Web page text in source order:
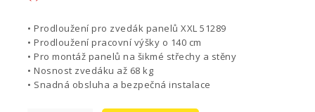
• Prodloužení pro zvedák panelů XXL 51289
• Prodloužení pracovní výšky o 140 cm
• Pro montáž panelů na šikmé střechy a stěny
• Nosnost zvedáku až 68 kg
• Snadná obsluha a bezpečná instalace